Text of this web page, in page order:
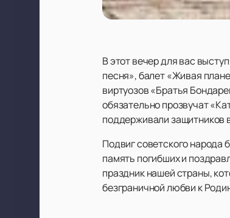
В этот вечер для вас
песня», балет «Живая
виртуозов «Братья
обязательно прозвучат
поддерживали защитников
Подвиг советского народа
память погибших и
праздник нашей страны,
безграничной любви к